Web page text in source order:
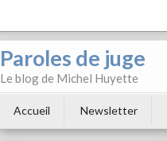
Paroles de juge
Le blog de Michel Huyette
Accueil Newsletter